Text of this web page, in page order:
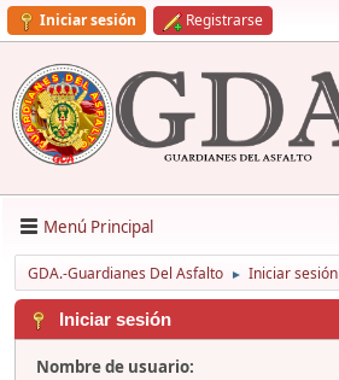
Iniciar sesión Registrarse
Menú Principal
GDA.-Guardianes Del Asfalto ► Iniciar sesión
Iniciar sesión
Nombre de usuario: